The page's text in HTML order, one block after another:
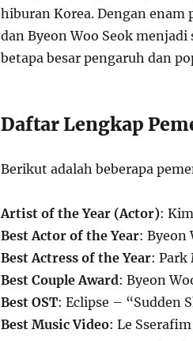
hiburan Korea. Dengan enam
dan Byeon Woo Seok
betapa besar pengaruh dan
Daftar Lengkap
Berikut adalah beberapa
Artist of the Year (Actor):
Best Actor of the Year: Byeon
Best Actress of the Year: Park
Best Couple Award: Byeon
Best OST: Eclipse – “Sudden
Best Music Video: Le Sserafim